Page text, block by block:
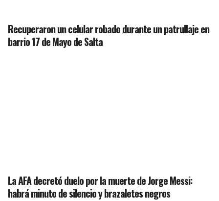
Recuperaron un celular robado durante un patrullaje en
barrio 17 de Mayo de Salta
La AFA decretó duelo por la muerte de Jorge Messi:
habrá minuto de silencio y brazaletes negros